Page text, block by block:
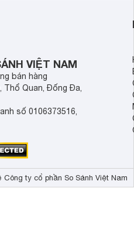
VIỆT NAM
bán hàng
Thổ Quan, Đống Đa,
số 0106373516,
ty cổ phần So Sánh Việt Nam